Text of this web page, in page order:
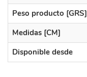
Peso producto [GRS]
Medidas [CM]
Disponible desde